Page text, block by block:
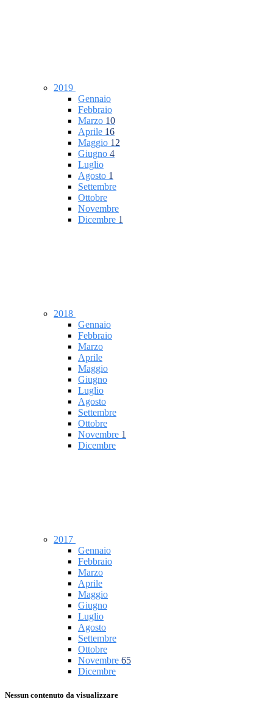
2019
Gennaio
Febbraio
Marzo 10
Aprile 16
Maggio 12
Giugno 4
Luglio
Agosto 1
Settembre
Ottobre
Novembre
Dicembre 1
2018
Gennaio
Febbraio
Marzo
Aprile
Maggio
Giugno
Luglio
Agosto
Settembre
Ottobre
Novembre 1
Dicembre
2017
Gennaio
Febbraio
Marzo
Aprile
Maggio
Giugno
Luglio
Agosto
Settembre
Ottobre
Novembre 65
Dicembre
Nessun contenuto da visualizzare